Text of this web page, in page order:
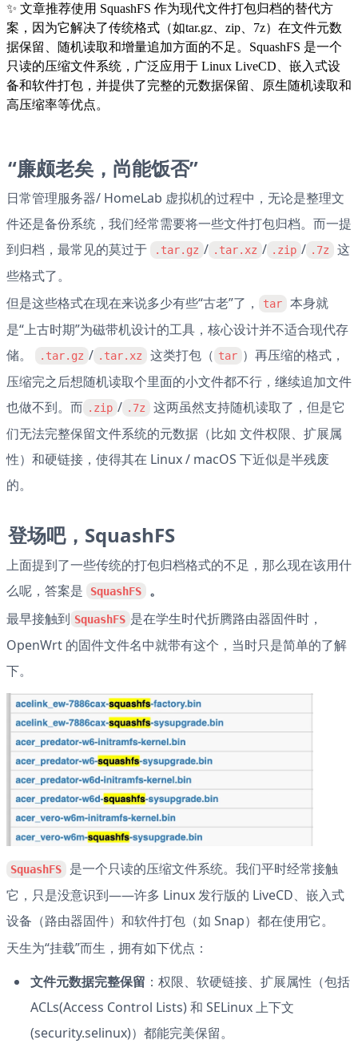
✨ 文章推荐使用 SquashFS 作为现代文件打包归档的替代方
案，因为它解决了传统格式（如tar.gz、zip、7z）在文件元数
据保留、随机读取和增量追加方面的不足。SquashFS 是一个
只读的压缩文件系统，广泛应用于 Linux LiveCD、嵌入式设
备和软件打包，并提供了完整的元数据保留、原生随机读取和
高压缩率等优点。
“廉颇老矣，尚能饭否”
日常管理服务器/ HomeLab 虚拟机的过程中，无论是整理文
件还是备份系统，我们经常需要将一些文件打包归档。而一提
到归档，最常见的莫过于
.tar.gz / .tar.xz / .zip / .7z
这
些格式了。
但是这些格式在现在来说多少有些“古老”了，
tar
本身就
是“上古时期”为磁带机设计的工具，核心设计并不适合现代存
储。
.tar.gz / .tar.xz 这类打包（ tar ）再压缩的格式，
压缩完之后想随机读取个里面的小文件都不行，继续追加文件
也做不到。而 .zip / .7z
这两虽然支持随机读取了，但是它
们无法完整保留文件系统的元数据（比如 文件权限、扩展属
性）和硬链接，使得其在 Linux / macOS 下近似是半残废
的。
登场吧，SquashFS
上面提到了一些传统的打包归档格式的不足，那么现在该用什
么呢，答案是
SquashFS
。
最早接触到 SquashFS 是在学生时代折腾路由器固件时，
OpenWrt 的固件文件名中就带有这个，当时只是简单的了解
下。
SquashFS
是一个只读的压缩文件系统。我们平时经常接触
它，只是没意识到——许多 Linux 发行版的 LiveCD、嵌入式
设备（路由器固件）和软件打包（如 Snap）都在使用它。
天生为“挂载”而生，拥有如下优点：
文件元数据完整保留 ：权限、软硬链接、扩展属性（包括
ACLs(Access Control Lists) 和 SELinux 上下文
(security.selinux)）都能完美保留。